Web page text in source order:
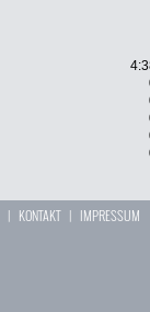
| KONTAKT| IMPRESSUM